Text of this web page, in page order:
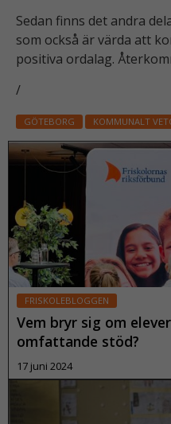
Sedan finns det andra
som också är värda att
positiva ordalag.
/
GÖTEBORG KOMMUNALT
FRISKOLEBLOGGEN
Vem bryr sig om
omfattande stöd?
17 juni 2024